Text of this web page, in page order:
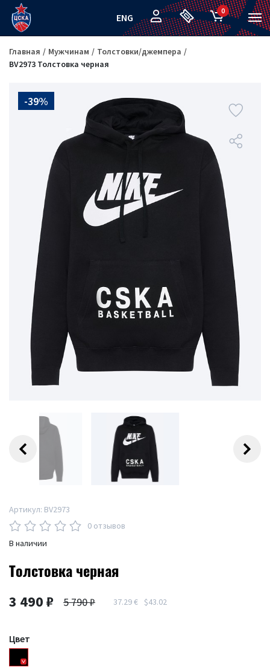
ENG
0
Главная Мужчинам
Толстовки/джемпера
BV2973 Толстовка черная
-39%
Артикул: BV2973
0 отзывов
В наличии
Толстовка черная
3 490 ₽ 5 790 ₽ 37.29 € $43.02
Цвет